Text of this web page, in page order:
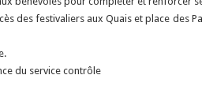
des festivaliers aux Quais et place des
du service contrôle